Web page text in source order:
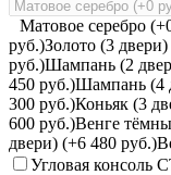
Матовое серебро
руб.)Золото (3
руб.)Шампань (2
450 руб.)Шампань (4
300 руб.)Коньяк (3
600 руб.)Венге
двери) (+6 480 руб.)
Угловая